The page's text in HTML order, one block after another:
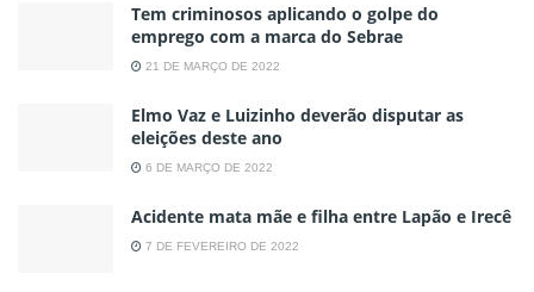
Tem criminosos aplicando o golpe do
emprego com a marca do Sebrae
21 DE MARÇO DE 2022
Elmo Vaz e Luizinho deverão disputar as
eleições deste ano
6 DE MARÇO DE 2022
Acidente mata mãe e filha entre Lapão e Irecê
7 DE FEVEREIRO DE 2022